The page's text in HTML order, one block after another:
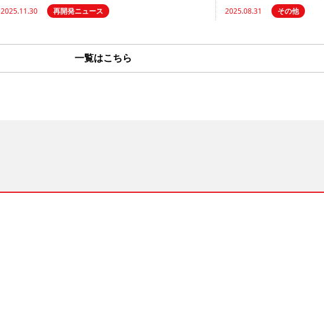
2025.11.30 再開発ニュース 2025.08.31 その他
一覧はこちら